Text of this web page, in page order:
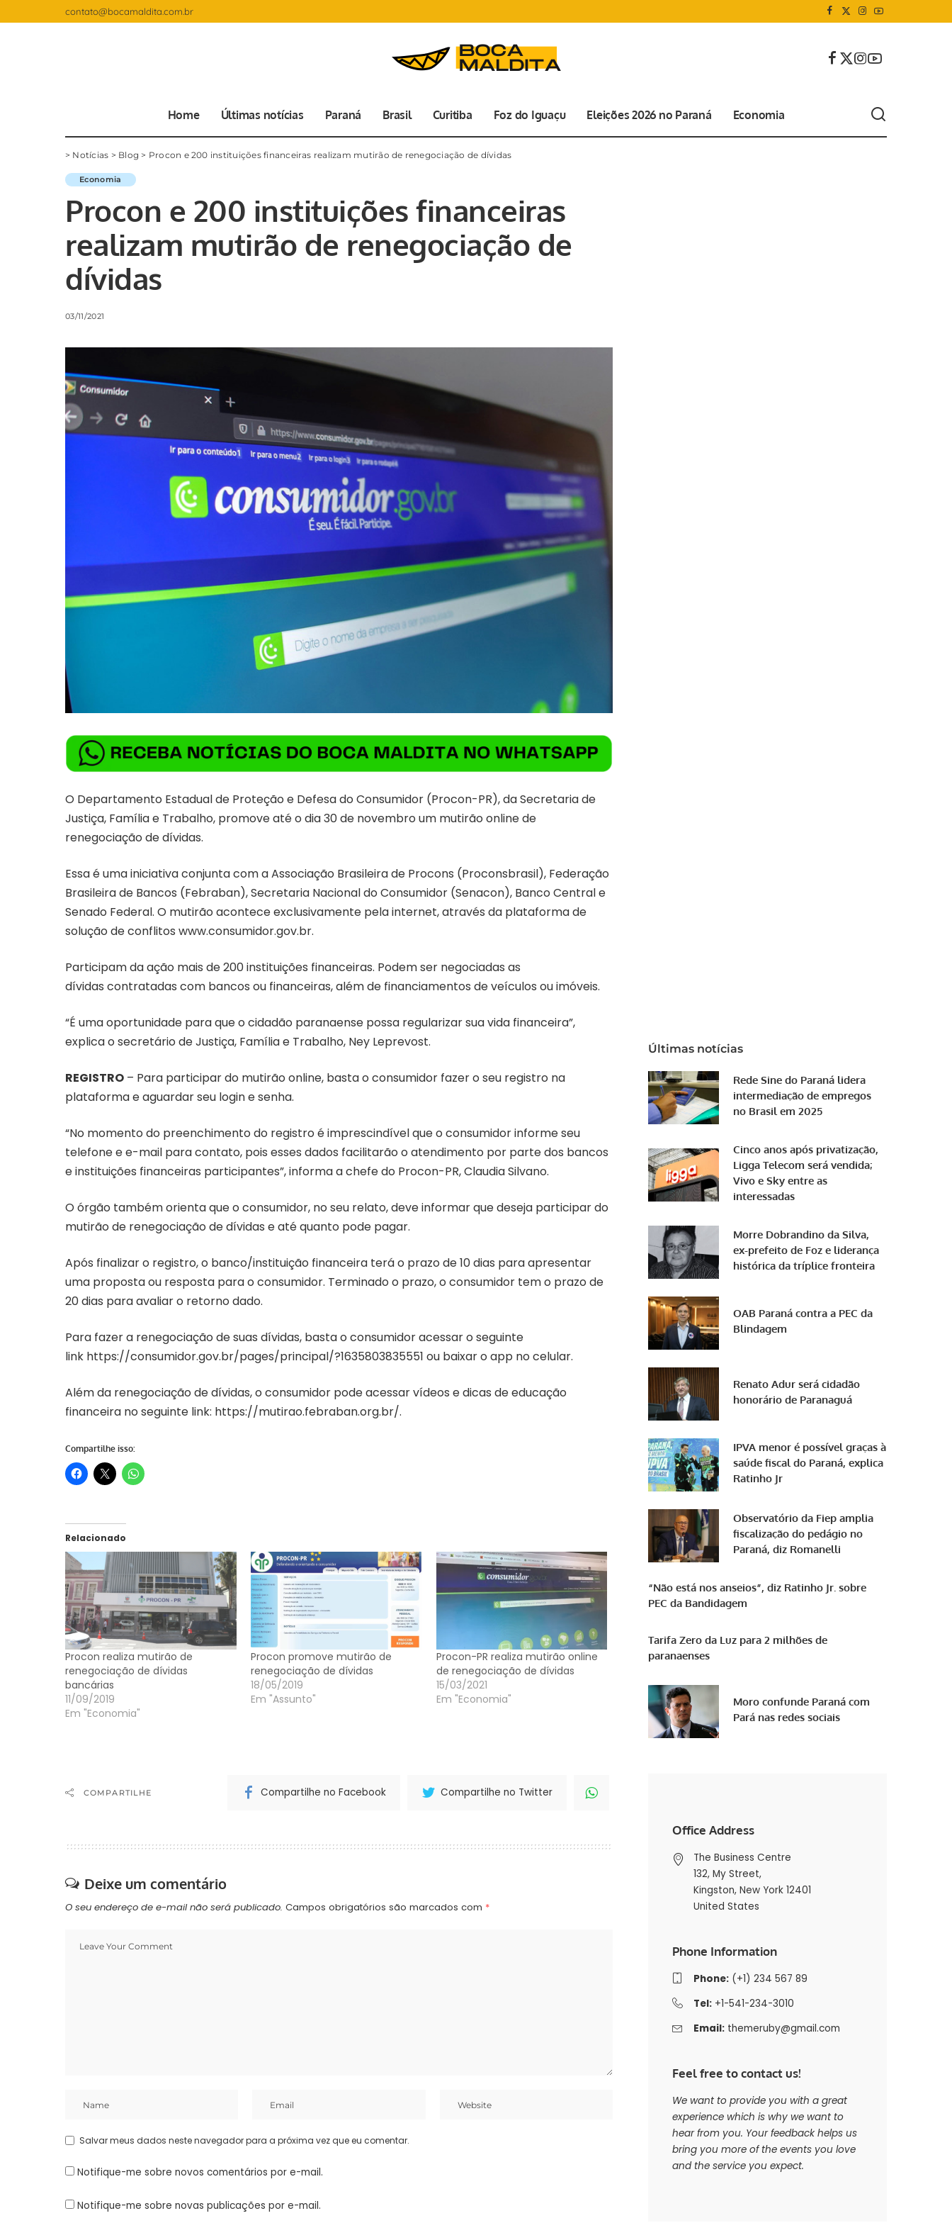
contato@bocamaldita.com.br
Home Últimas notícias Paraná Brasil Curitiba Foz do Iguaçu Eleições 2026 no Paraná Economia
> Notícias > Blog > Procon e 200 instituições financeiras realizam mutirão de renegociação de dívidas
Economia
Procon e 200 instituições financeiras
realizam mutirão de renegociação de
dívidas
03/11/2021
O Departamento Estadual de Proteção e Defesa do Consumidor (Procon-PR), da Secretaria de
Justiça, Família e Trabalho, promove até o dia 30 de novembro um mutirão online de
renegociação de dívidas.
Essa é uma iniciativa conjunta com a Associação Brasileira de Procons (Proconsbrasil), Federação
Brasileira de Bancos (Febraban), Secretaria Nacional do Consumidor (Senacon), Banco Central e
Senado Federal. O mutirão acontece exclusivamente pela internet, através da plataforma de
solução de conflitos www.consumidor.gov.br.
Participam da ação mais de 200 instituições financeiras. Podem ser negociadas as
dívidas contratadas com bancos ou financeiras, além de financiamentos de veículos ou imóveis.
“É uma oportunidade para que o cidadão paranaense possa regularizar sua vida financeira”,
explica o secretário de Justiça, Família e Trabalho, Ney Leprevost.
REGISTRO – Para participar do mutirão online, basta o consumidor fazer o seu registro na
plataforma e aguardar seu login e senha.
“No momento do preenchimento do registro é imprescindível que o consumidor informe seu
telefone e e-mail para contato, pois esses dados facilitarão o atendimento por parte dos bancos
e instituições financeiras participantes”, informa a chefe do Procon-PR, Claudia Silvano.
O órgão também orienta que o consumidor, no seu relato, deve informar que deseja participar do
mutirão de renegociação de dívidas e até quanto pode pagar.
Após finalizar o registro, o banco/instituição financeira terá o prazo de 10 dias para apresentar
uma proposta ou resposta para o consumidor. Terminado o prazo, o consumidor tem o prazo de
20 dias para avaliar o retorno dado.
Para fazer a renegociação de suas dívidas, basta o consumidor acessar o seguinte
link https://consumidor.gov.br/pages/principal/?1635803835551 ou baixar o app no celular.
Além da renegociação de dívidas, o consumidor pode acessar vídeos e dicas de educação
financeira no seguinte link: https://mutirao.febraban.org.br/.
Compartilhe isso:
Relacionado
Procon realiza mutirão de
renegociação de dívidas
bancárias
11/09/2019
Em "Economia"
Procon promove mutirão de
renegociação de dívidas
18/05/2019
Em "Assunto"
Procon-PR realiza mutirão online
de renegociação de dívidas
15/03/2021
Em "Economia"
COMPARTILHE Compartilhe no Facebook Compartilhe no Twitter
Deixe um comentário
O seu endereço de e-mail não será publicado. Campos obrigatórios são marcados com *
Salvar meus dados neste navegador para a próxima vez que eu comentar.
Notifique-me sobre novos comentários por e-mail.
Notifique-me sobre novas publicações por e-mail.
Últimas notícias
Rede Sine do Paraná lidera
intermediação de empregos
no Brasil em 2025
Cinco anos após privatização,
Ligga Telecom será vendida;
Vivo e Sky entre as
interessadas
Morre Dobrandino da Silva,
ex-prefeito de Foz e liderança
histórica da tríplice fronteira
OAB Paraná contra a PEC da
Blindagem
Renato Adur será cidadão
honorário de Paranaguá
IPVA menor é possível graças à
saúde fiscal do Paraná, explica
Ratinho Jr
Observatório da Fiep amplia
fiscalização do pedágio no
Paraná, diz Romanelli
“Não está nos anseios”, diz Ratinho Jr. sobre
PEC da Bandidagem
Tarifa Zero da Luz para 2 milhões de
paranaenses
Moro confunde Paraná com
Pará nas redes sociais
Office Address
The Business Centre
132, My Street,
Kingston, New York 12401
United States
Phone Information
Phone:(+1) 234 567 89
Tel:+1-541-234-3010
Email: themeruby@gmail.com
Feel free to contact us!
We want to provide you with a great
experience which is why we want to
hear from you. Your feedback helps us
bring you more of the events you love
and the service you expect.